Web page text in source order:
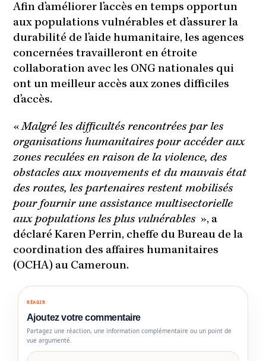
Afin d’améliorer l’accès en temps opportun
aux populations vulnérables et d’assurer la
durabilité de l’aide humanitaire, les agences
concernées travailleront en étroite
collaboration avec les ONG nationales qui
ont un meilleur accès aux zones difficiles
d’accès.
«Malgré les difficultés rencontrées par les
organisations humanitaires pour accéder aux
zones reculées en raison de la violence, des
obstacles aux mouvements et du mauvais état
des routes, les partenaires restent mobilisés
pour fournir une assistance multisectorielle
aux populations les plus vulnérables », a
déclaré Karen Perrin, cheffe du Bureau de la
coordination des affaires humanitaires
(OCHA) au Cameroun.
RÉAGIR
Ajoutez votre commentaire
Partagez une réaction, une information complémentaire ou un point de
vue argumenté.